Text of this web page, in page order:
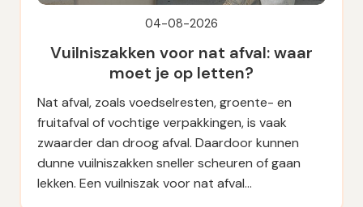
04-08-2026
Vuilniszakken voor nat afval: waar
moet je op letten?
Nat afval, zoals voedselresten, groente- en
fruitafval of vochtige verpakkingen, is vaak
zwaarder dan droog afval. Daardoor kunnen
dunne vuilniszakken sneller scheuren of gaan
lekken. Een vuilniszak voor nat afval…